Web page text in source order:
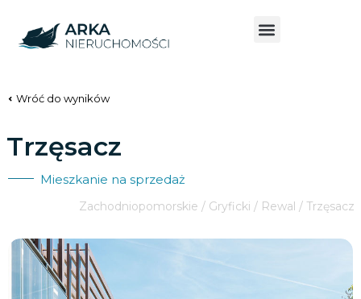
Wróć do wyników
Trzęsacz
Mieszkanie na sprzedaż
Zachodniopomorskie / Gryficki / Rewal / Trzęsacz